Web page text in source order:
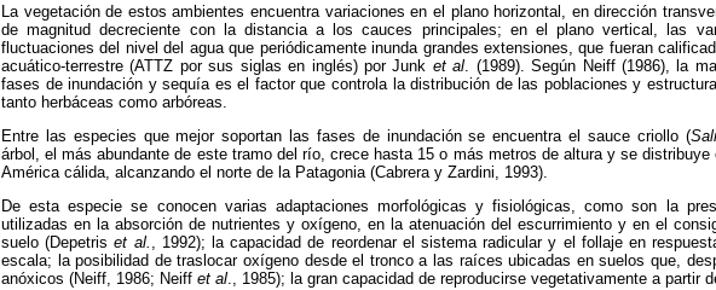
La vegetación de estos ambientes encuentra variaciones en el plano horizontal, en dirección
de magnitud decreciente con la distancia a los cauces principales; en el plano vertical, las
fluctuaciones del nivel del agua que periódicamente inunda grandes extensiones, que fueran
acuático-terrestre (ATTZ por sus siglas en inglés) por Junk et al . (1989). Según Neiff (1986), la
fases de inundación y sequía es el factor que controla la distribución de las poblaciones y
tanto herbáceas como arbóreas.
Entre las especies que mejor soportan las fases de inundación se encuentra el sauce criollo (
árbol, el más abundante de este tramo del río, crece hasta 15 o más metros de altura y se
América cálida, alcanzando el norte de la Patagonia (Cabrera y Zardini, 1993).
De esta especie se conocen varias adaptaciones morfológicas y fisiológicas, como son la
utilizadas en la absorción de nutrientes y oxígeno, en la atenuación del escurrimiento y en el
suelo (Depetriset al. , 1992); la capacidad de reordenar el sistema radicular y el follaje en
escala; la posibilidad de traslocar oxígeno desde el tronco a las raíces ubicadas en suelos que,
anóxicos (Neiff, 1986; Neiff et al., 1985); la gran capacidad de reproducirse vegetativamente a partir